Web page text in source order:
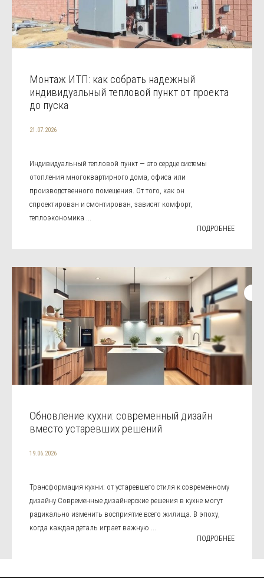
Монтаж ИТП: как собрать надежный
индивидуальный тепловой пункт от проекта
до пуска
21.07.2026
Индивидуальный тепловой пункт — это сердце системы
отопления многоквартирного дома, офиса или
производственного помещения. От того, как он
спроектирован и смонтирован, зависят комфорт,
теплоэкономика ...
ПОДРОБНЕЕ
Обновление кухни: современный дизайн
вместо устаревших решений
19.06.2026
Трансформация кухни: от устаревшего стиля к современному
дизайну Современные дизайнерские решения в кухне могут
радикально изменить восприятие всего жилища. В эпоху,
когда каждая деталь играет важную ...
ПОДРОБНЕЕ